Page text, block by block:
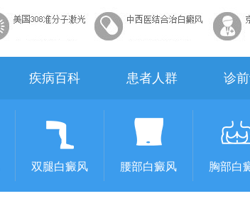
疾病百科 患者人群 诊
双腿白癜风 腰部白癜风 胸部白